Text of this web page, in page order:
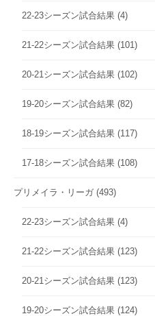
22-23シーズン試合結果 (4)
21-22シーズン試合結果 (101)
20-21シーズン試合結果 (102)
19-20シーズン試合結果 (82)
18-19シーズン試合結果 (117)
17-18シーズン試合結果 (108)
プリメイラ・リーガ (493)
22-23シーズン試合結果 (4)
21-22シーズン試合結果 (123)
20-21シーズン試合結果 (123)
19-20シーズン試合結果 (124)